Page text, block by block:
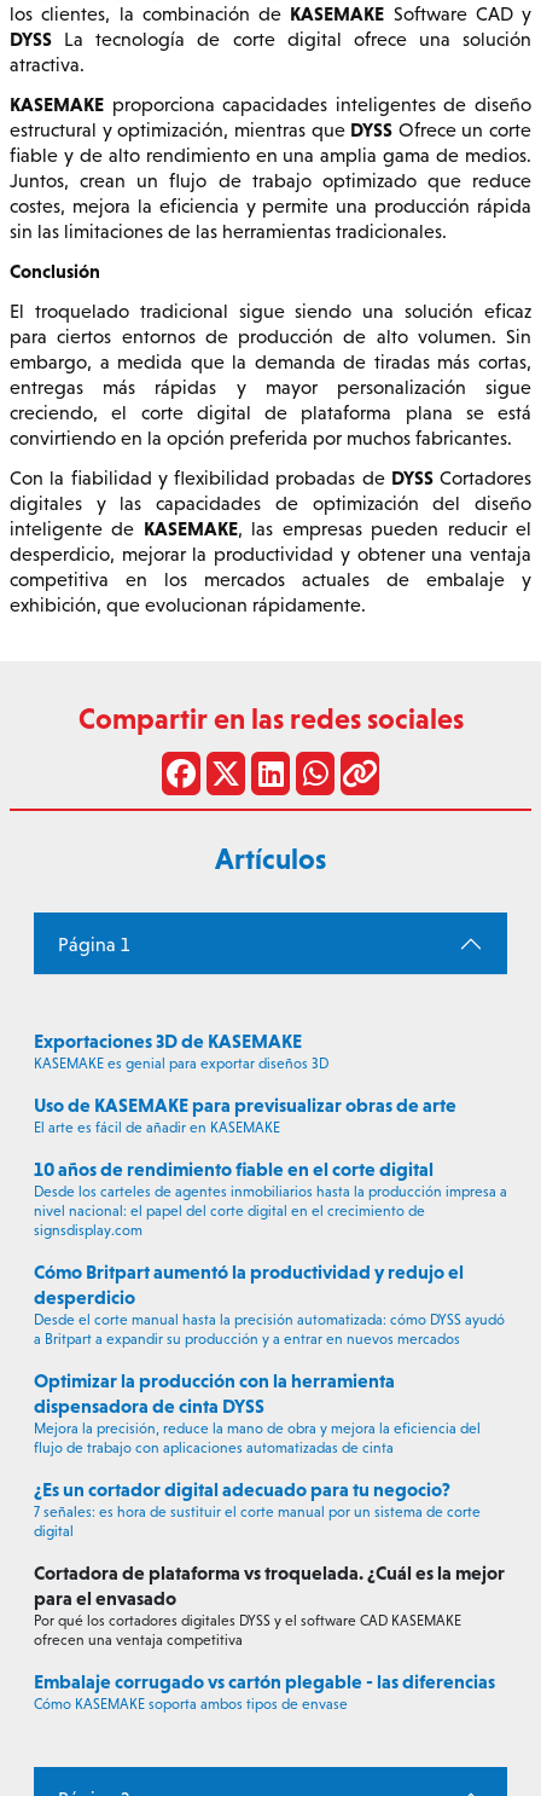
los clientes, la combinación de KASEMAKE Software CAD y
DYSS La tecnología de corte digital ofrece una solución
atractiva.
KASEMAKE proporciona capacidades inteligentes de diseño
estructural y optimización, mientras que DYSS Ofrece un corte
fiable y de alto rendimiento en una amplia gama de medios.
Juntos, crean un flujo de trabajo optimizado que reduce
costes, mejora la eficiencia y permite una producción rápida
sin las limitaciones de las herramientas tradicionales.
Conclusión
El troquelado tradicional sigue siendo una solución eficaz
para ciertos entornos de producción de alto volumen. Sin
embargo, a medida que la demanda de tiradas más cortas,
entregas más rápidas y mayor personalización sigue
creciendo, el corte digital de plataforma plana se está
convirtiendo en la opción preferida por muchos fabricantes.
Con la fiabilidad y flexibilidad probadas de DYSSCortadores
digitales y las capacidades de optimización del diseño
inteligente de KASEMAKE, las empresas pueden reducir el
desperdicio, mejorar la productividad y obtener una ventaja
competitiva en los mercados actuales de embalaje y
exhibición, que evolucionan rápidamente.
Compartir en las redes sociales
Artículos
Página 1
Exportaciones 3D de KASEMAKE
KASEMAKE es genial para exportar diseños 3D
Uso de KASEMAKE para previsualizar obras de arte
El arte es fácil de añadir en KASEMAKE
10 años de rendimiento fiable en el corte digital
Desde los carteles de agentes inmobiliarios hasta la producción impresa a
nivel nacional: el papel del corte digital en el crecimiento de
signsdisplay.com
Cómo Britpart aumentó la productividad y redujo el
desperdicio
Desde el corte manual hasta la precisión automatizada: cómo DYSS ayudó
a Britpart a expandir su producción y a entrar en nuevos mercados
Optimizar la producción con la herramienta
dispensadora de cinta DYSS
Mejora la precisión, reduce la mano de obra y mejora la eficiencia del
flujo de trabajo con aplicaciones automatizadas de cinta
¿Es un cortador digital adecuado para tu negocio?
7 señales: es hora de sustituir el corte manual por un sistema de corte
digital
Cortadora de plataforma vs troquelada. ¿Cuál es la mejor
para el envasado
Por qué los cortadores digitales DYSS y el software CAD KASEMAKE
ofrecen una ventaja competitiva
Embalaje corrugado vs cartón plegable - las diferencias
Cómo KASEMAKE soporta ambos tipos de envase